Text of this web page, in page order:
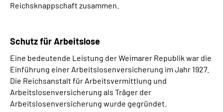
Reichsknappschaft zusammen.
Schutz für Arbeitslose
Eine bedeutende Leistung der Weimarer Republik war die
Einführung einer Arbeitslosenversicherung im Jahr 1927.
Die Reichsanstalt für Arbeitsvermittlung und
Arbeitslosenversicherung als Träger der
Arbeitslosenversicherung wurde gegründet.